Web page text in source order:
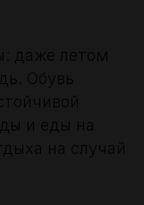
даже летом
Обувь
и еды на
на случай